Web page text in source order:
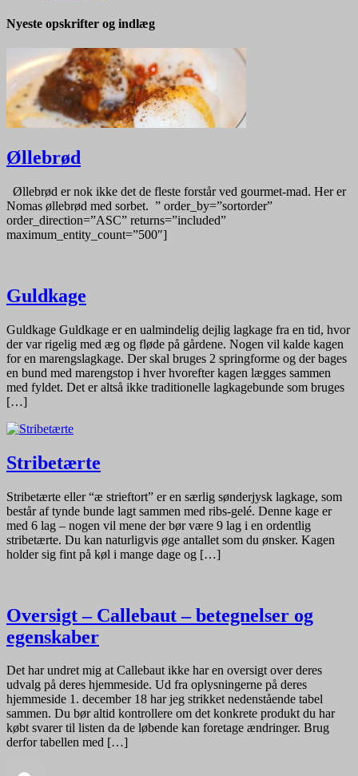
Nyeste opskrifter og indlæg
Øllebrød
Øllebrød er nok ikke det de fleste forstår ved gourmet-mad. Her er
Nomas øllebrød med sorbet. ” order_by=”sortorder”
order_direction=”ASC” returns=”included”
maximum_entity_count=”500″]
Guldkage
Guldkage Guldkage er en ualmindelig dejlig lagkage fra en tid, hvor
der var rigelig med æg og fløde på gårdene. Nogen vil kalde kagen
for en marengslagkage. Der skal bruges 2 springforme og der bages
en bund med marengstop i hver hvorefter kagen lægges sammen
med fyldet. Det er altså ikke traditionelle lagkagebunde som bruges
[…]
Stribetærte
Stribetærte eller “æ strieftort” er en særlig sønderjysk lagkage, som
består af tynde bunde lagt sammen med ribs-gelé. Denne kage er
med 6 lag – nogen vil mene der bør være 9 lag i en ordentlig
stribetærte. Du kan naturligvis øge antallet som du ønsker. Kagen
holder sig fint på køl i mange dage og […]
Oversigt – Callebaut – betegnelser og
egenskaber
Det har undret mig at Callebaut ikke har en oversigt over deres
udvalg på deres hjemmeside. Ud fra oplysningerne på deres
hjemmeside 1. december 18 har jeg strikket nedenstående tabel
sammen. Du bør altid kontrollere om det konkrete produkt du har
købt svarer til listen da de løbende kan foretage ændringer. Brug
derfor tabellen med […]